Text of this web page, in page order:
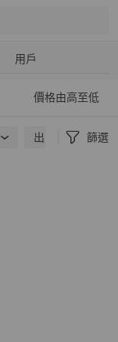
用戶
價格由高至低
出貨地點 篩選